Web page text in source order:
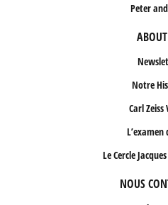
Peter
Notre
Carl Zeiss
L’examen
Le Cercle
NOUS